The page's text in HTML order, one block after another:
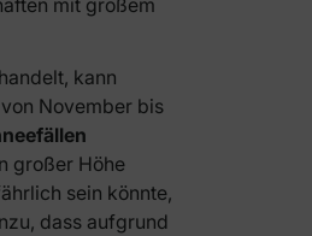
mit großem
kann
November bis
großer Höhe
sein könnte,
dass aufgrund